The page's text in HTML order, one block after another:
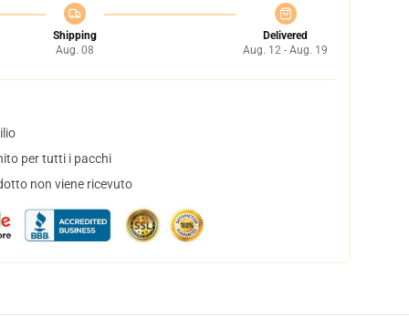
Shipping
Aug. 08
Delivered
Aug. 12 - Aug. 19
per tutti i pacchi
non viene ricevuto